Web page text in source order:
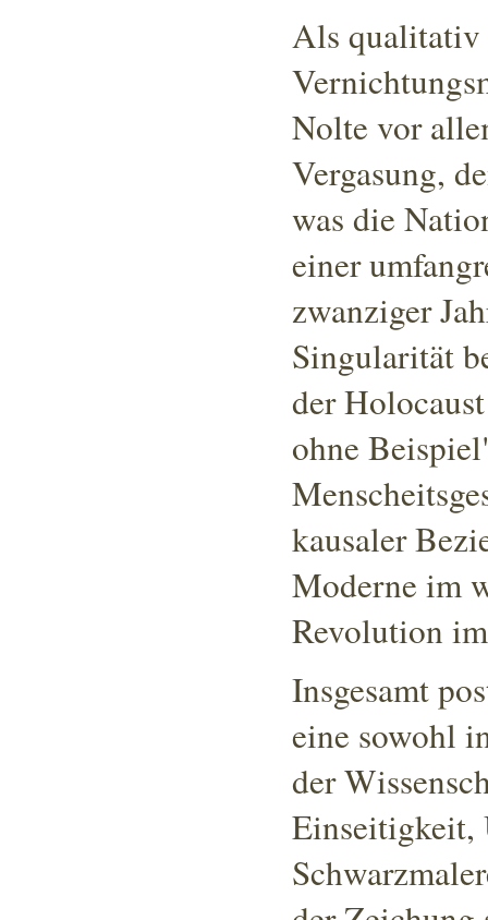
Als qualitativ
Nolte vor
Vergasung,
was die
einer
zwanziger
Singularität
der
ohne
kausaler
Moderne im
Revolution
Insgesamt
eine sowohl
der
Einseitigkeit,